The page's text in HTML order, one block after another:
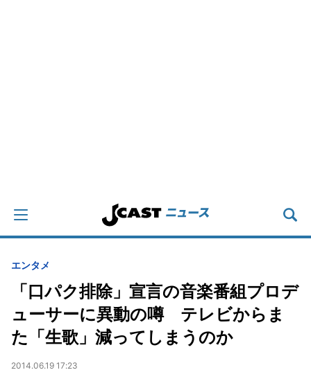
エンタメ
「口パク排除」宣言の音楽番組プロデ
ューサーに異動の噂 テレビからま
た「生歌」減ってしまうのか
2014.06.19 17:23